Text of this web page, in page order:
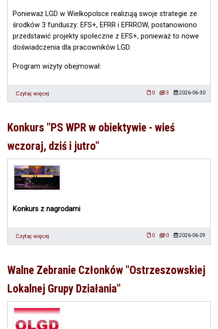
Ponieważ LGD w Wielkopolsce realizują swoje strategie ze
środków 3 funduszy: EFS+, EFRR i EFRROW, postanowiono
przedstawić projekty społeczne z EFS+, ponieważ to nowe
doświadczenia dla pracowników LGD.
Program wizyty obejmował:
Czytaj więcej
Wizyta
lokalnych
działania
0 3 2026-06-30
Konkurs "PS WPR w obiektywie - wieś
wczoraj, dziś i jutro"
Konkurs z nagrodami
Czytaj więcej
Konkurs
w
-
dziś
i
0 0 2026-06-29
Walne Zebranie Członków "Ostrzeszowskiej
Lokalnej Grupy Działania"